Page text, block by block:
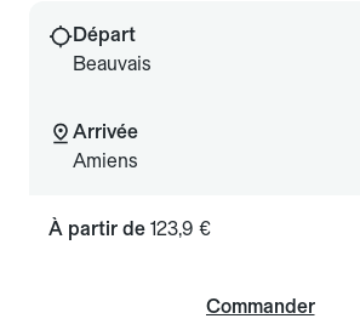
Départ
Beauvais
Arrivée
Amiens
À partir de 123,9 €
Commander